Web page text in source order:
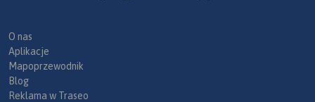
O nas
Aplikacje
Mapoprzewodnik
Blog
Reklama w Traseo